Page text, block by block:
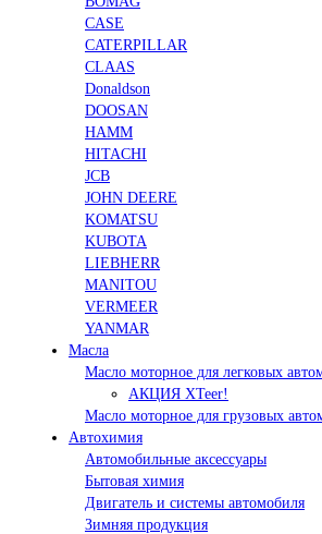
CASE
CATERPILLAR
CLAAS
Donaldson
DOOSAN
HAMM
HITACHI
JCB
JOHN DEERE
KOMATSU
KUBOTA
LIEBHERR
MANITOU
VERMEER
YANMAR
Масла
Масло моторное для легковых
АКЦИЯ XTeer!
Масло моторное для грузовых
Автохимия
Автомобильные аксессуары
Бытовая химия
Двигатель и системы автомобиля
Зимняя продукция